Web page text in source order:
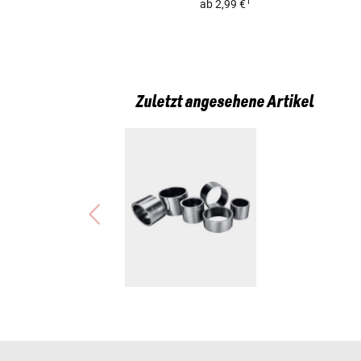
ab 2,99 €
Zuletzt angesehene Artikel